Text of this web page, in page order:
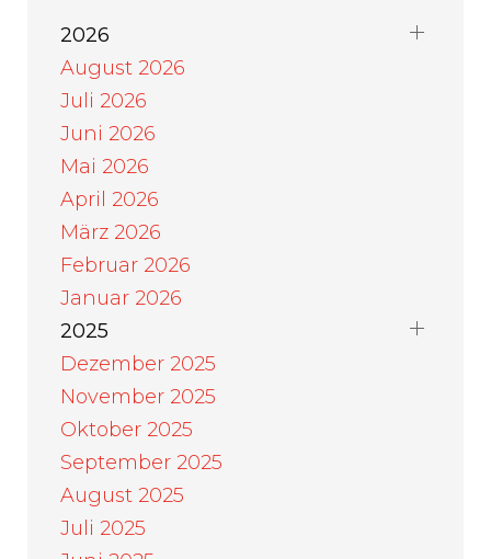
2026
August 2026
Juli 2026
Juni 2026
Mai 2026
April 2026
März 2026
Februar 2026
Januar 2026
2025
Dezember 2025
November 2025
Oktober 2025
September 2025
August 2025
Juli 2025